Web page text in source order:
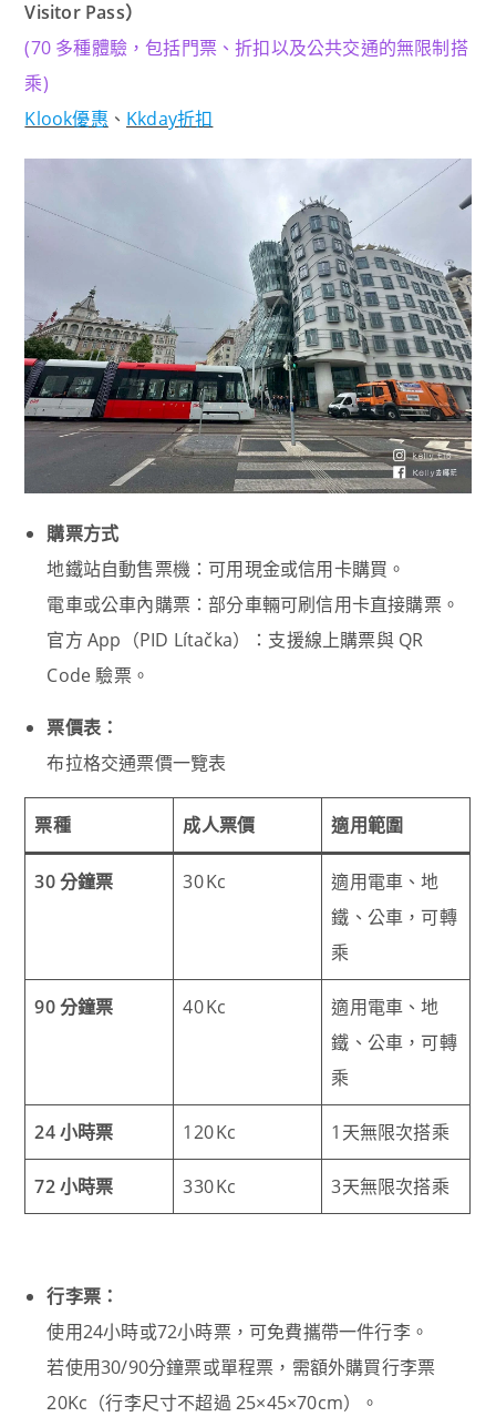
Visitor Pass）
(70 多種體驗，包括門票、折扣以及公共交通的無限制搭
乘)
Klook優惠 、 Kkday折扣
購票方式
地鐵站自動售票機：可用現金或信用卡購買。
電車或公車內購票：部分車輛可刷信用卡直接購票。
官方 App（PID Lítačka）：支援線上購票與 QR
Code 驗票。
票價表：
布拉格交通票價一覽表
票種 成人票價 適用範圍
30 分鐘票 30 Kc
適用電車、地
鐵、公車，可轉
乘
90 分鐘票 40 Kc
適用電車、地
鐵、公車，可轉
乘
24 小時票 120 Kc 1天無限次搭乘
72 小時票 330 Kc 3天無限次搭乘
行李票：
使用24小時或72小時票，可免費攜帶一件行李。
若使用30/90分鐘票或單程票，需額外購買行李票
20Kc（行李尺寸不超過 25×45×70cm）。